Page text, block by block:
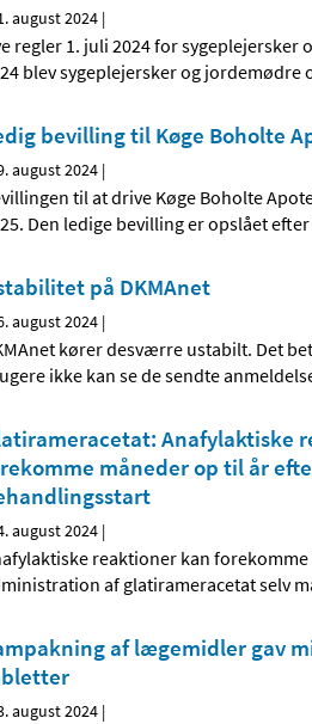
august 2024 |
regler 1. juli 2024 for sygeplejersker
blev sygeplejersker og jordemødre
bevilling til Køge Boholte
august 2024 |
til at drive Køge Boholte
Den ledige bevilling er opslået
på DKMAnet
august 2024 |
kører desværre ustabilt. Det
ikke kan se de sendte
Anafylaktiske
måneder op til år
august 2024 |
reaktioner kan
af glatirameracetat selv
af lægemidler gav
august 2024 |